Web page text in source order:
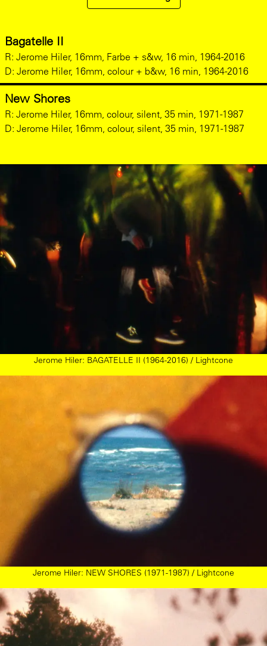
Bagatelle II
R: Jerome Hiler, 16mm, Farbe + s&w, 16 min, 1964-2016
D: Jerome Hiler, 16mm, colour + b&w, 16 min, 1964-2016
New Shores
R: Jerome Hiler, 16mm, colour, silent, 35 min, 1971-1987
D: Jerome Hiler, 16mm, colour, silent, 35 min, 1971-1987
Jerome Hiler: BAGATELLE II (1964-2016) / Lightcone
Jerome Hiler: NEW SHORES (1971-1987) / Lightcone